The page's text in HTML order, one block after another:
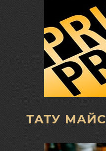
ТАТУ